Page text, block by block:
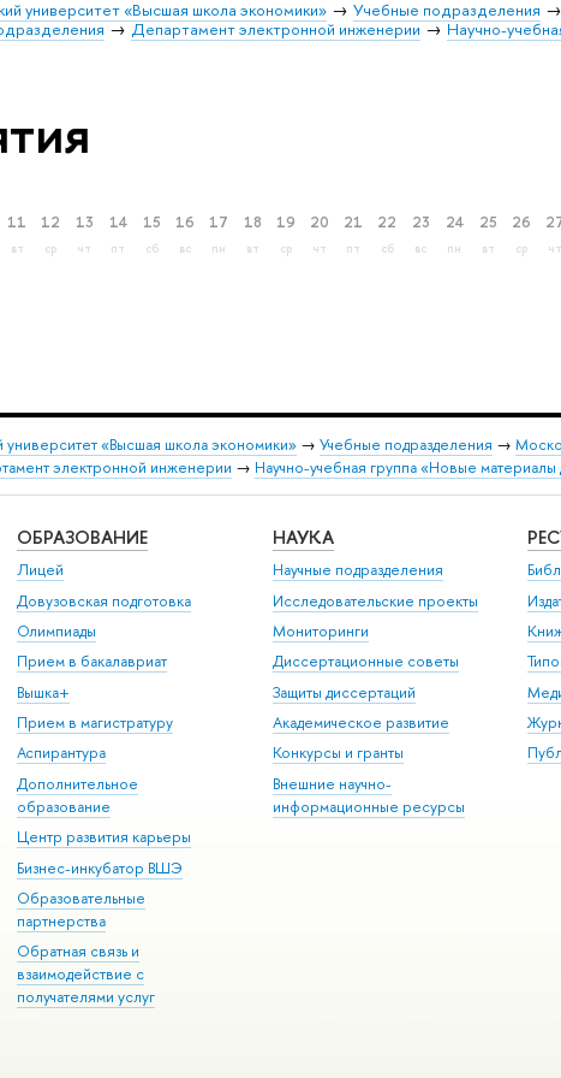
университет «Высшая школа экономики» Учебные подразделения
Департамент электронной инженерии
Научно-
11
вт
12
ср
13
чт
14
пт
15
сб
16
вс
17
пн
18
вт
19
ср
20
чт
21
пт
22
сб
23
вс
24
пн
25
вт
26
ср чт
университет «Высшая школа экономики» → Учебные подразделения →
электронной инженерии → Научно-учебная группа «Новые
ОБРАЗОВАНИЕ
Лицей
Довузовская подготовка
Олимпиады
Прием в бакалавриат
Вышка+
Прием в магистратуру
Аспирантура
Дополнительное
образование
Центр развития карьеры
Бизнес-инкубатор ВШЭ
Образовательные
партнерства
Обратная связь и
взаимодействие с
получателями услуг
НАУКА
Научные подразделения
Исследовательские проекты
Мониторинги
Диссертационные советы
Защиты диссертаций
Академическое развитие
Конкурсы и гранты
Внешние научно-
информационные ресурсы